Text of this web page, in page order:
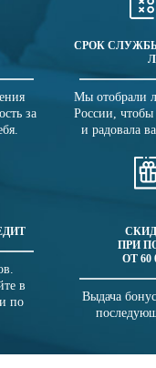
за
СРОК
Мы отобрали
России,
и радовала
в
по
ПРИ
ОТ 60
Выдача